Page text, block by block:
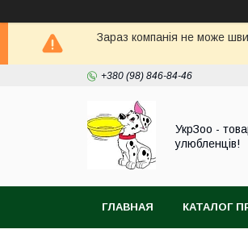
Зараз компанія не може
+380 (98) 846-84-46
УкрЗоо -
улюбленців!
ГЛАВНАЯ КАТАЛОГ